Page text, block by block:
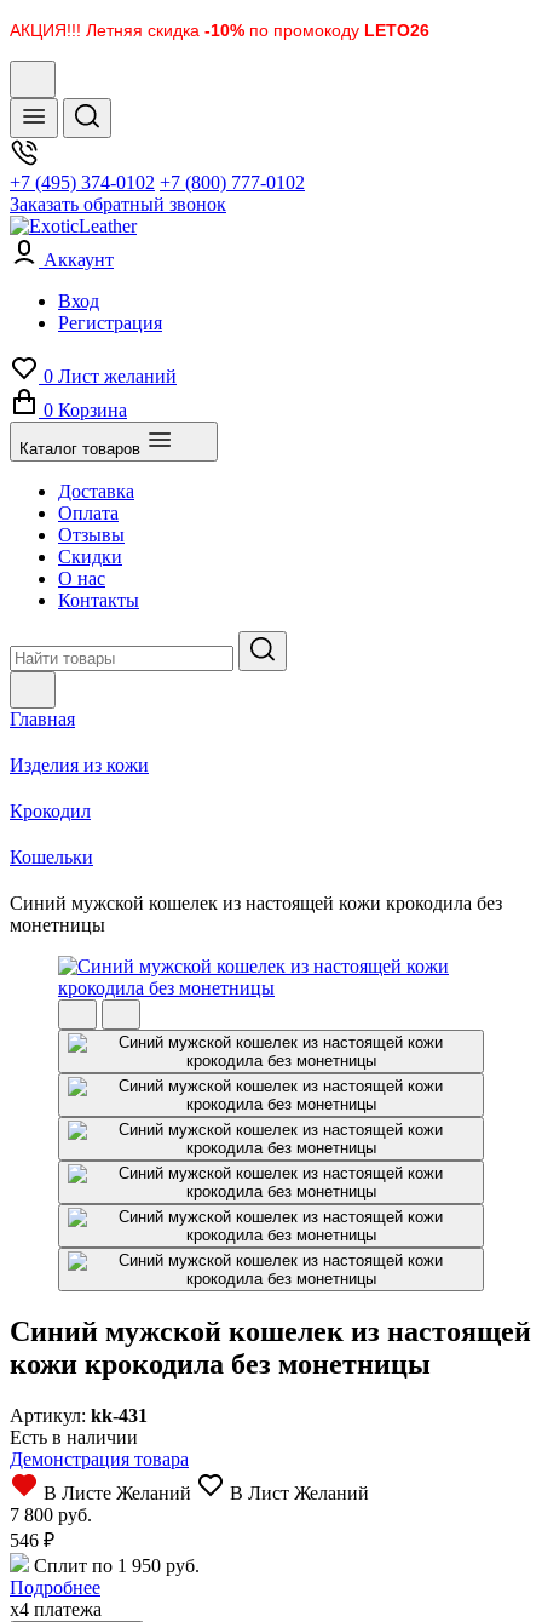
АКЦИЯ!!! Летняя скидка -10% по промокоду LETO26
+7 (495) 374-0102 +7 (800) 777-0102
Заказать обратный звонок
Аккаунт
Вход
Регистрация
0 Лист желаний
0 Корзина
Каталог товаров
Доставка
Оплата
Отзывы
Скидки
О нас
Контакты
Главная
Изделия из кожи
Крокодил
Кошельки
Синий мужской кошелек из настоящей кожи крокодила без
монетницы
Синий мужской кошелек из настоящей
кожи крокодила без монетницы
Артикул: kk-431
Есть в наличии
Демонстрация товара
В Листе Желаний
В Лист Желаний
7 800 руб.
546 ₽
Сплит по 1 950 руб.
Подробнее
x4 платежа